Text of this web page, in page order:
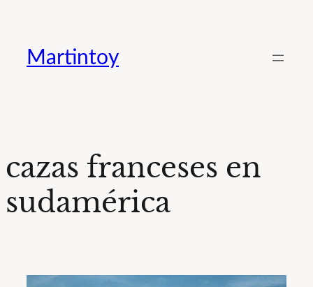
contenido
Martintoy
cazas franceses en
sudamérica